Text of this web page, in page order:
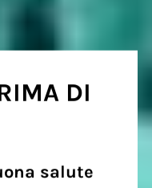
DI
salute